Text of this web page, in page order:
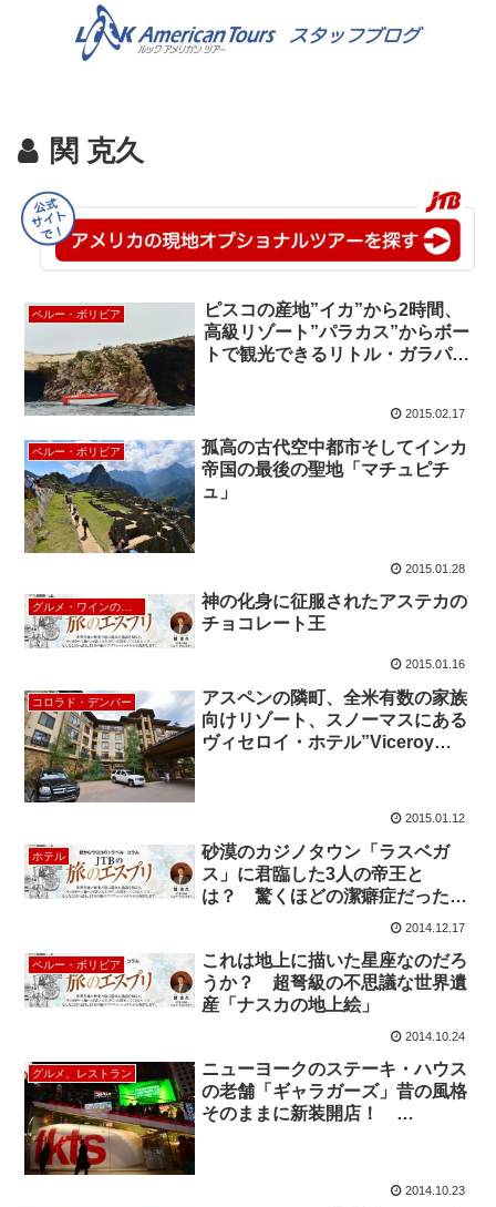
関 克久
ペルー・ボリビア
ピスコの産地”イカ”から2時間、
高級リゾート”パラカス”からボー
トで観光できるリトル・ガラパゴ
2015.02.17
ペルー・ボリビア
孤高の古代空中都市そしてインカ
帝国の最後の聖地「マチュピチ
ュ」
2015.01.28
グルメ・ワインのエスプリ
神の化身に征服されたアステカの
チョコレート王
2015.01.16
コロラド・デンバー
アスペンの隣町、全米有数の家族
向けリゾート、スノーマスにある
ヴィセロイ・ホテル”Viceroy
2015.01.12
ホテル
砂漠のカジノタウン「ラスベガ
ス」に君臨した3人の帝王と
は？ 驚くほどの潔癖症だった大
富豪”ハワード・ヒューズ”2014.12.17
ペルー・ボリビア
これは地上に描いた星座なのだろ
うか？ 超弩級の不思議な世界遺
産「ナスカの地上絵」
2014.10.24
グルメ、レストラン
ニューヨークのステーキ・ハウス
の老舗「ギャラガーズ」昔の風格
そのままに新装開店！
2014.10.23